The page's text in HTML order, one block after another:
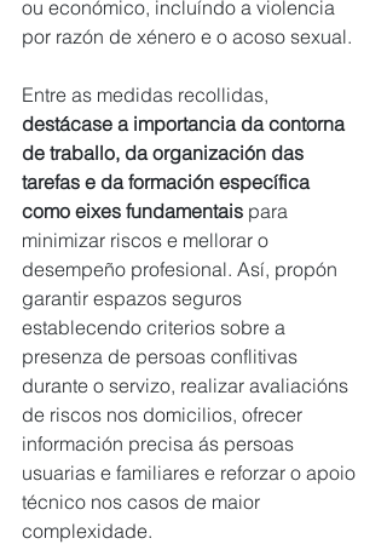
ou económico, incluíndo a violencia
por razón de xénero e o acoso sexual.
Entre as medidas recollidas,
destácase a importancia da contorna
de traballo, da organización das
tarefas e da formación específica
como eixes fundamentais para
minimizar riscos e mellorar o
desempeño profesional. Así, propón
garantir espazos seguros
establecendo criterios sobre a
presenza de persoas conflitivas
durante o servizo, realizar avaliacións
de riscos nos domicilios, ofrecer
información precisa ás persoas
usuarias e familiares e reforzar o apoio
técnico nos casos de maior
complexidade.